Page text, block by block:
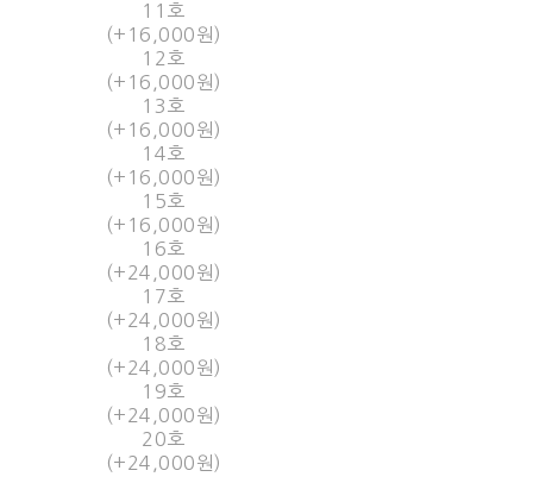
11호
(+16,000원)
12호
(+16,000원)
13호
(+16,000원)
14호
(+16,000원)
15호
(+16,000원)
16호
(+24,000원)
17호
(+24,000원)
18호
(+24,000원)
19호
(+24,000원)
20호
(+24,000원)